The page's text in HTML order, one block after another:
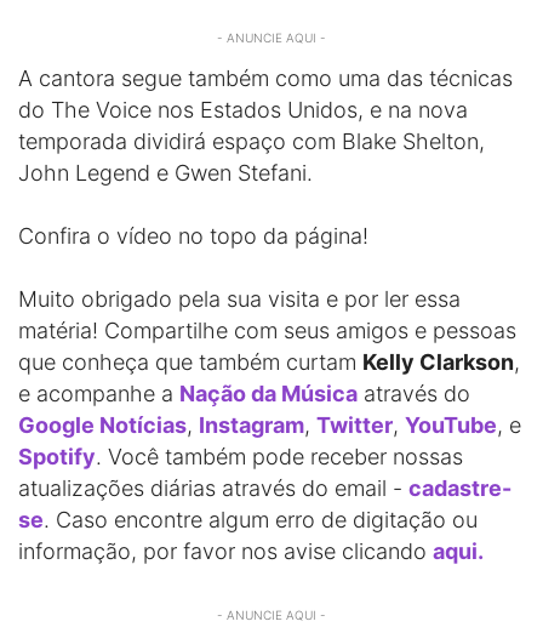
- ANUNCIE AQUI -
A cantora segue também como uma das técnicas
do The Voice nos Estados Unidos, e na nova
temporada dividirá espaço com Blake Shelton,
John Legend e Gwen Stefani.
Confira o vídeo no topo da página!
Muito obrigado pela sua visita e por ler essa
matéria! Compartilhe com seus amigos e pessoas
que conheça que também curtam Kelly Clarkson,
e acompanhe a Nação da Música através do
Google Notícias, Instagram, Twitter, YouTube, e
Spotify. Você também pode receber nossas
atualizações diárias através do email - cadastre-
se. Caso encontre algum erro de digitação ou
informação, por favor nos avise clicando aqui.
- ANUNCIE AQUI -